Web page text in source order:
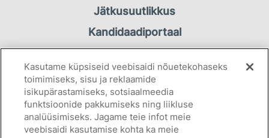
Jätkusuutlikkus
Kandidaadiportaal
Töötaja portaal
Kontakt
Privaatsuspõhimõtted
Küpsiseteavitus
Kasutame küpsiseid veebisaidi nõuetekohaseks
toimimiseks, sisu ja reklaamide
isikupärastamiseks, sotsiaalmeedia
funktsioonide pakkumiseks ning liikluse
analüüsimiseks. Jagame teie infot meie
veebisaidi kasutamise kohta ka meie